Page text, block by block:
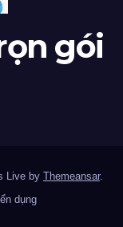
gói
Live by Themeansar.
dụng